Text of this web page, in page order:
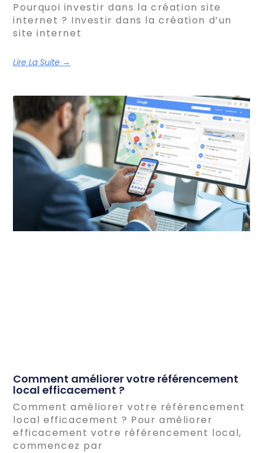
Pourquoi investir dans la création site
internet ? Investir dans la création d’un
site internet
Lire La Suite →
Comment améliorer votre référencement
local efficacement ?
Comment améliorer votre référencement
local efficacement ? Pour améliorer
efficacement votre référencement local,
commencez par